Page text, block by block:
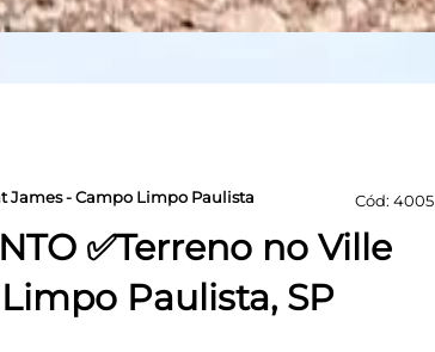
James - Campo Limpo Paulista Cód: 4005
✅Terreno no Ville
Paulista, SP